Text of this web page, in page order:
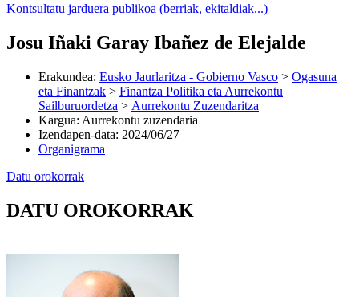
Kontsultatu jarduera publikoa (berriak, ekitaldiak...)
Josu Iñaki Garay Ibañez de Elejalde
Erakundea: Eusko Jaurlaritza - Gobierno Vasco > Ogasuna
eta Finantzak > Finantza Politika eta Aurrekontu
Sailburuordetza > Aurrekontu Zuzendaritza
Kargua: Aurrekontu zuzendaria
Izendapen-data: 2024/06/27
Organigrama
Datu orokorrak
DATU OROKORRAK